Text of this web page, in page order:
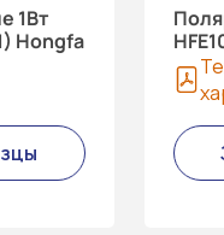
1Вт
Hongfa